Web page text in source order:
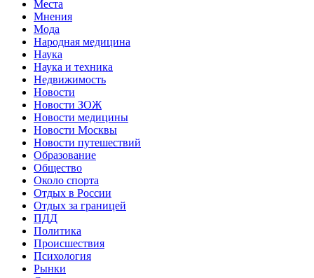
Места
Мнения
Мода
Народная медицина
Наука
Наука и техника
Недвижимость
Новости
Новости ЗОЖ
Новости медицины
Новости Москвы
Новости путешествий
Образование
Общество
Около спорта
Отдых в России
Отдых за границей
ПДД
Политика
Происшествия
Психология
Рынки